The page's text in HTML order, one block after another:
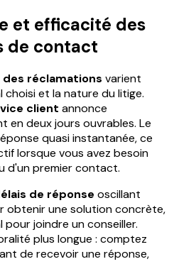
et efficacité des
de contact
réclamations varient
choisi et la nature du litige.
client annonce
en deux jours ouvrables. Le
quasi instantanée, ce
lorsque vous avez besoin
d'un premier contact.
de réponse oscillant
obtenir une solution concrète,
joindre un conseiller.
plus longue : comptez
de recevoir une réponse,